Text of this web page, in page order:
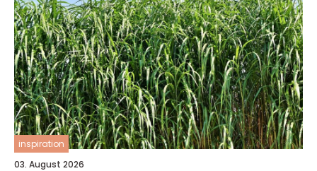
inspiration
03. August 2026